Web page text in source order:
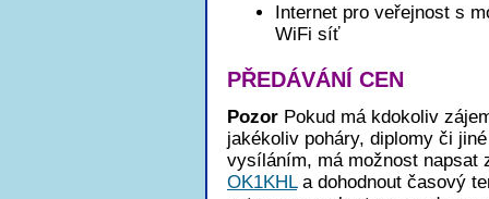
Internet pro veřejnost s
WiFi síť
PŘEDÁVÁNÍ CEN
Pozor Pokud má kdokoliv
jakékoliv poháry, diplomy či
vysíláním, má možnost napsat
OK1KHLa dohodnout časový